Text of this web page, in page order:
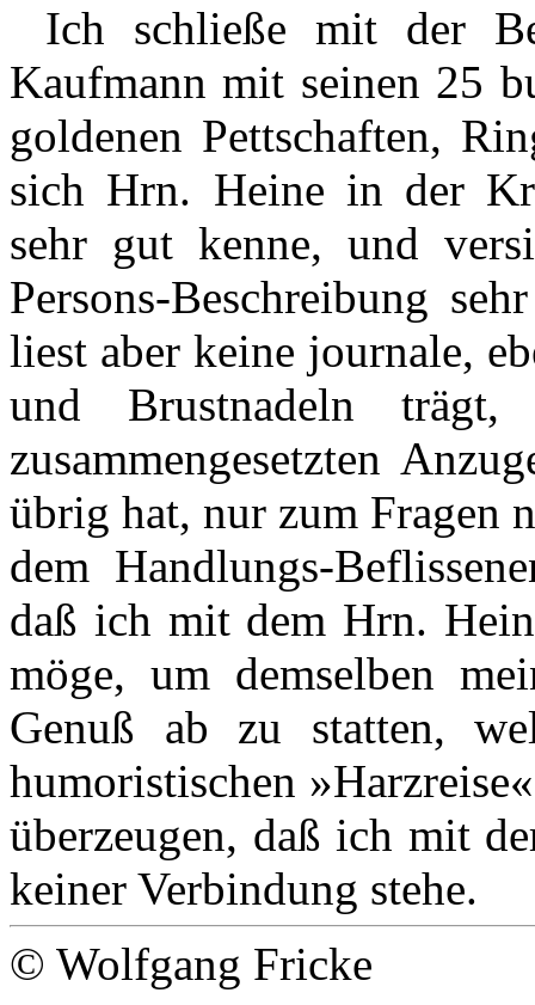
Ich schließe mit der
Kaufmann mit seinen 25
goldenen Pettschaften,
sich Hrn. Heine in der
sehr gut kenne, und
Persons-Beschreibung
liest aber keine journale,
und Brustnadeln
zusammengesetzten
übrig hat, nur zum Fragen
dem Handlungs-
daß ich mit dem Hrn.
möge, um demselben
Genuß ab zu statten,
humoristischen
überzeugen, daß ich mit
keiner Verbindung stehe.
© Wolfgang Fricke